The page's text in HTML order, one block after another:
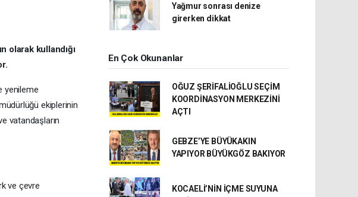
olarak kullandığı
yenileme
ekiplerinin
vatandaşların
ve çevre
Yağmur sonrası denize
girerken dikkat
En Çok Okunanlar
OĞUZ ŞERİFALİOĞLU SEÇİM
KOORDİNASYON MERKEZİNİ
AÇTI
GEBZE’YE BÜYÜKAKIN
YAPIYOR BÜYÜKGÖZ BAKIYOR
KOCAELİ’NİN İÇME SUYUNA